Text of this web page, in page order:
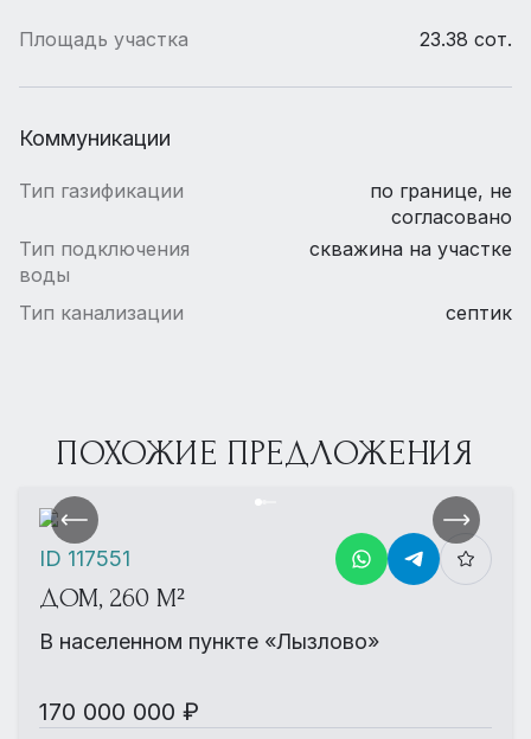
Площадь участка 23.38 сот.
Коммуникации
Тип газификации
по границе, не
согласовано
Тип подключения
воды
скважина на участке
Тип канализации септик
ПОХОЖИЕ ПРЕДЛОЖЕНИЯ
ДОМ, 260 М²
В населенном пункте «Лызлово»
170 000 000 ₽
ID 117551